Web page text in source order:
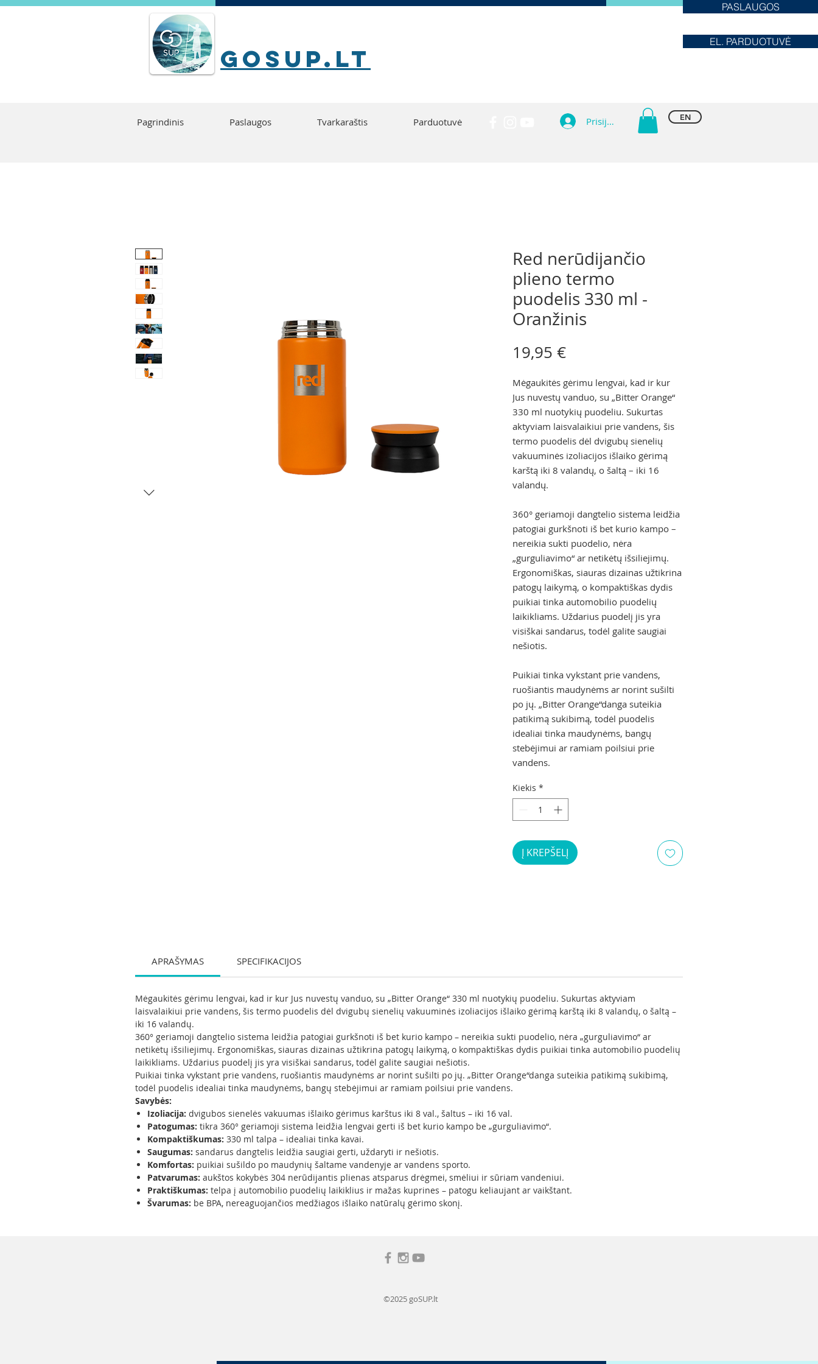
PASLAUGOS
EL. PARDUOTUVĖ
goSUP.lt
Pagrindinis Paslaugos Tvarkaraštis Parduotuvė Prisijungti EN
Red nerūdijančio
plieno termo
puodelis 330 ml -
Oranžinis
19,95 €Price
Mėgaukitės gėrimu lengvai, kad ir kur
Jus nuvestų vanduo, su „Bitter Orange“
330 ml nuotykių puodeliu. Sukurtas
aktyviam laisvalaikiui prie vandens, šis
termo puodelis dėl dvigubų sienelių
vakuuminės izoliacijos išlaiko gėrimą
karštą iki 8 valandų, o šaltą – iki 16
valandų.
360° geriamoji dangtelio sistema leidžia
patogiai gurkšnoti iš bet kurio kampo –
nereikia sukti puodelio, nėra
„gurguliavimo“ ar netikėtų išsiliejimų.
Ergonomiškas, siauras dizainas užtikrina
patogų laikymą, o kompaktiškas dydis
puikiai tinka automobilio puodelių
laikikliams. Uždarius puodelį jis yra
visiškai sandarus, todėl galite saugiai
nešiotis.
Puikiai tinka vykstant prie vandens,
ruošiantis maudynėms ar norint sušilti
po jų. „Bitter Orange“danga suteikia
patikimą sukibimą, todėl puodelis
idealiai tinka maudynėms, bangų
stebėjimui ar ramiam poilsiui prie
vandens.
Kiekis *
Į KREPŠELĮ
APRAŠYMAS SPECIFIKACIJOS
Mėgaukitės gėrimu lengvai, kad ir kur Jus nuvestų vanduo, su „Bitter Orange“ 330 ml nuotykių puodeliu. Sukurtas aktyviam
laisvalaikiui prie vandens, šis termo puodelis dėl dvigubų sienelių vakuuminės izoliacijos išlaiko gėrimą karštą iki 8 valandų, o šaltą –
iki 16 valandų.
360° geriamoji dangtelio sistema leidžia patogiai gurkšnoti iš bet kurio kampo – nereikia sukti puodelio, nėra „gurguliavimo“ ar
netikėtų išsiliejimų. Ergonomiškas, siauras dizainas užtikrina patogų laikymą, o kompaktiškas dydis puikiai tinka automobilio puodelių
laikikliams. Uždarius puodelį jis yra visiškai sandarus, todėl galite saugiai nešiotis.
Puikiai tinka vykstant prie vandens, ruošiantis maudynėms ar norint sušilti po jų. „Bitter Orange“danga suteikia patikimą sukibimą,
todėl puodelis idealiai tinka maudynėms, bangų stebėjimui ar ramiam poilsiui prie vandens.
Savybės:
Izoliacija: dvigubos sienelės vakuumas išlaiko gėrimus karštus iki 8 val., šaltus – iki 16 val.
Patogumas: tikra 360° geriamoji sistema leidžia lengvai gerti iš bet kurio kampo be „gurguliavimo“.
Kompaktiškumas: 330 ml talpa – idealiai tinka kavai.
Saugumas: sandarus dangtelis leidžia saugiai gerti, uždaryti ir nešiotis.
Komfortas: puikiai sušildo po maudynių šaltame vandenyje ar vandens sporto.
Patvarumas: aukštos kokybės 304 nerūdijantis plienas atsparus drėgmei, smėliui ir sūriam vandeniui.
Praktiškumas: telpa į automobilio puodelių laikiklius ir mažas kuprines – patogu keliaujant ar vaikštant.
Švarumas: be BPA, nereaguojančios medžiagos išlaiko natūralų gėrimo skonį.
©2025 goSUP.lt